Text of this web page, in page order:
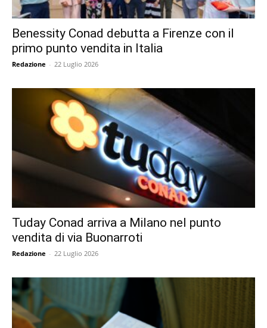
Benessity Conad debutta a Firenze con il
primo punto vendita in Italia
Redazione - 22 Luglio 2026
Tuday Conad arriva a Milano nel punto
vendita di via Buonarroti
Redazione - 22 Luglio 2026